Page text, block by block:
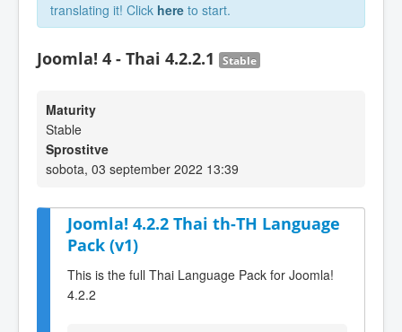
translating it! Click here to start.
Joomla! 4 - Thai 4.2.2.1 Stable
Maturity
Stable
Sprostitve
sobota, 03 september 2022 13:39
Joomla! 4.2.2 Thai th-TH Language
Pack (v1)
This is the full Thai Language Pack for Joomla!
4.2.2